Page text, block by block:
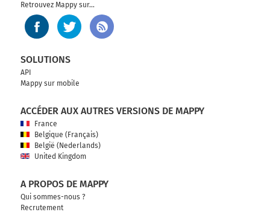
Retrouvez Mappy sur...
SOLUTIONS
API
Mappy sur mobile
ACCÉDER AUX AUTRES VERSIONS DE MAPPY
France
Belgique (Français)
België (Nederlands)
United Kingdom
A PROPOS DE MAPPY
Qui sommes-nous ?
Recrutement